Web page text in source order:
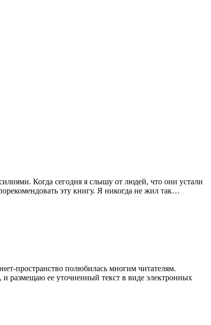
Когда сегодня я слышу от людей, что они устали
эту книгу. Я никогда не жил так…
пространство полюбилась многим читателям.
размещаю ее уточненный текст в виде электронных